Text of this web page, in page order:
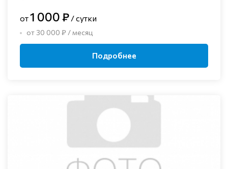
от1 000 ₽ / сутки
от 30 000 ₽ / месяц
Подробнее